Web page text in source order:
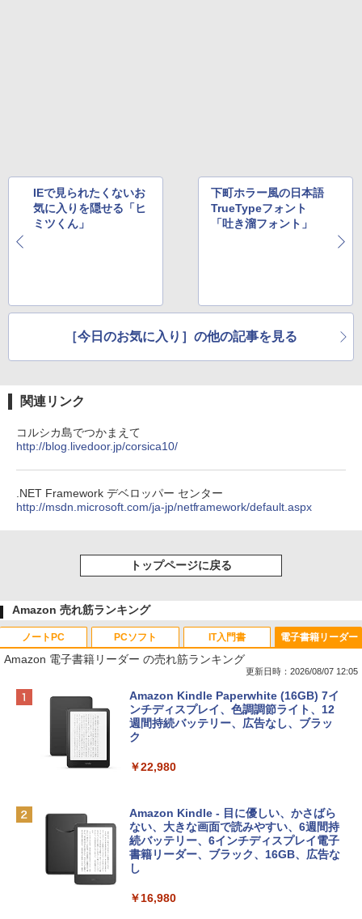
IEで見られたくないお
気に入りを隠せる「ヒ
ミツくん」
下町ホラー風の日本語
TrueTypeフォント
「吐き溜フォント」
［今日のお気に入り］の他の記事を見る
関連リンク
コルシカ島でつかまえて
http://blog.livedoor.jp/corsica10/
.NET Framework デベロッパー センター
http://msdn.microsoft.com/ja-jp/netframework/default.aspx
トップページに戻る
Amazon 売れ筋ランキング
ノートPC
Apple 2026 MacBook Neo A18 Proチッ
プ搭載13インチノートブック：AIとAppl
e Intelligence、Liquid Retinaディスプ
レイ、8GBメモリ、512GB SSD、1080p
ィゴ + 3年延長 AppleCare+ for 13インチ
￥162,598
tomtoc 360°保護 15.6 16インチ パソコ
ンケース Dell NEC Lavie ASUS HP dyna
PCソフト
Robloxギフトカード - 800 Robux 【限
定バーチャルアイテムを含む】 【オンラ
インゲームコード】 ロブロックス | オン
ラインコード版
￥1,300
Microsoft Office Home & Business 202
4(最新 永続版)|オンラインコード版|Wind
ows11、10/mac対応|PC2台
￥39,582
IT入門書
生成AIパスポート公式テキスト 第４版
￥1,766
出す プロンプトの言葉 AI画像生成シリー
ズ (はぴーイラストLabo)
￥480
ClaudeCode いちばんやさしい 教科書:
電子書籍リーダー
Amazon 電子書籍リーダー の売れ筋ランキング
更新日時：2026/08/07 12:05
Amazon Kindle Paperwhite (16GB) 7イ
ンチディスプレイ、色調調節ライト、12
週間持続バッテリー、広告なし、ブラッ
ク
￥22,980
Amazon Kindle - 目に優しい、かさばら
ない、大きな画面で読みやすい、6週間持
続バッテリー、6インチディスプレイ電子
書籍リーダー、ブラック、16GB、広告な
し
￥16,980